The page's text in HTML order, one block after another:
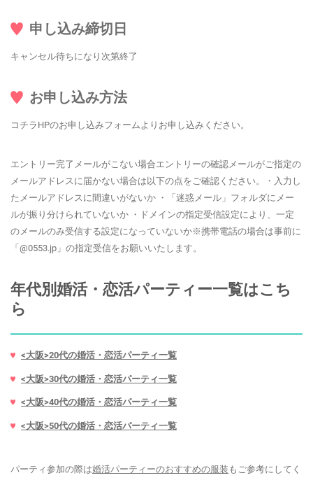
申し込み締切日
キャンセル待ちになり次第終了
お申し込み方法
コチラHPのお申し込みフォームよりお申し込みください。
エントリー完了メールがこない場合エントリーの確認メールがご指定の
メールアドレスに届かない場合は以下の点をご確認ください。・入力し
たメールアドレスに間違いがないか ・「迷惑メール」フォルダにメー
ルが振り分けられていないか ・ドメインの指定受信設定により、一定
のメールのみ受信する設定になっていないか※携帯電話の場合は事前に
「@0553.jp」の指定受信をお願いいたします。
年代別婚活・恋活パーティー一覧はこち
ら
<大阪>20代の婚活・恋活パーティ一覧
<大阪>30代の婚活・恋活パーティ一覧
<大阪>40代の婚活・恋活パーティ一覧
<大阪>50代の婚活・恋活パーティ一覧
パーティ参加の際は婚活パーティーのおすすめの服装 もご参考にしてく